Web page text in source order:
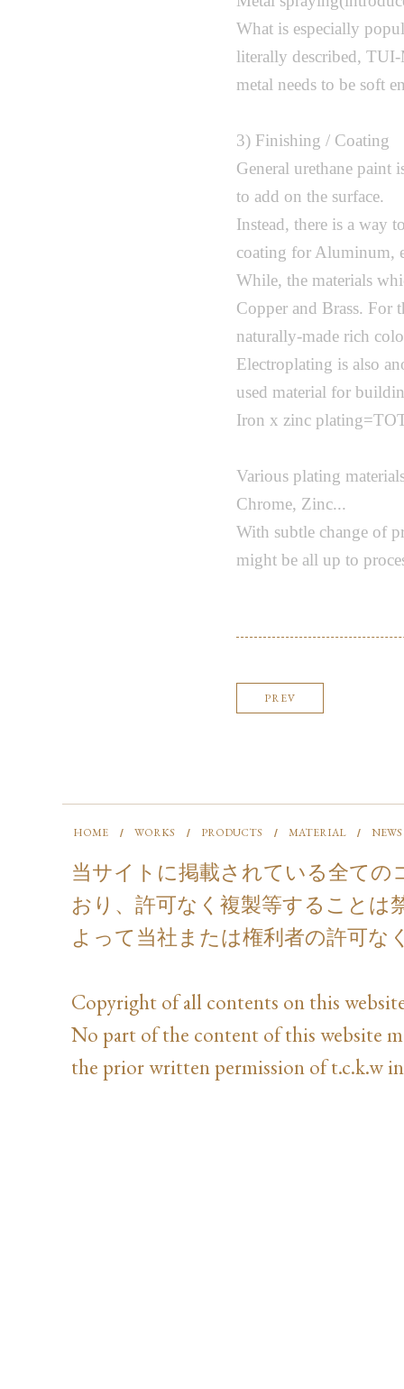
What is especially
literally described,
metal needs to be soft
3) Finishing / Coating
General urethane paint
to add on the surface.
Instead, there is a way
coating for Aluminum,
While, the materials
Copper and Brass. For
naturally-made rich
Electroplating is also
used material for
Iron x zinc
Various plating
Chrome, Zinc...
With subtle change of
might be all up to
PREV
HOME WORKS PRODUCTS MATERIAL NEWS
当サイトに掲載されている全て
おり、許可なく複製等することは
よって当社または権利者の許可
Copyright of all contents on this
No part of the content of this website
the prior written permission of t.c.k.w